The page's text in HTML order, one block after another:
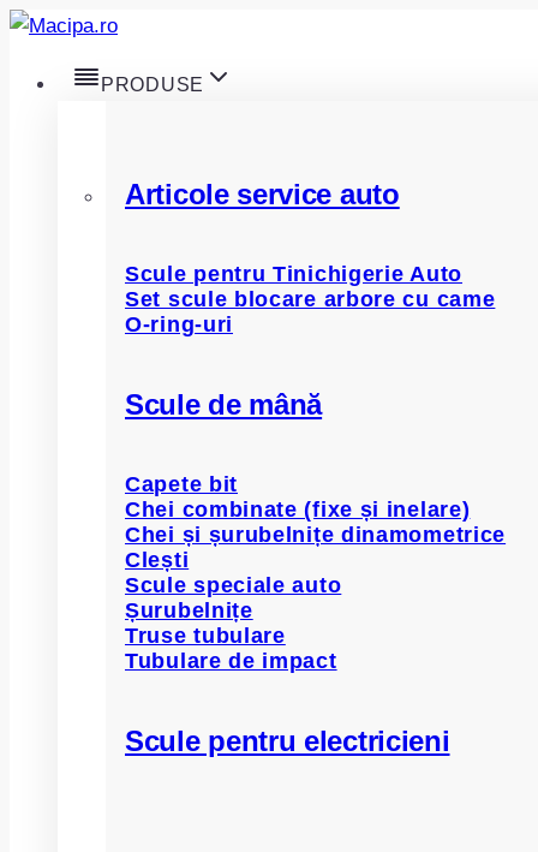
Skip
content
PRODUSE
Articole service auto
Scule pentru Tinichigerie Auto
Set scule blocare arbore cu came
O-ring-uri
Scule de mână
Capete bit
Chei combinate (fixe și inelare)
Chei și șurubelnițe dinamometrice
Clești
Scule speciale auto
Șurubelnițe
Truse tubulare
Tubulare de impact
Scule pentru electricieni